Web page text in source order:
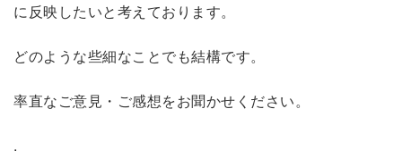
に反映したいと考えております。
どのような些細なことでも結構です。
率直なご意見・ご感想をお聞かせください。
.